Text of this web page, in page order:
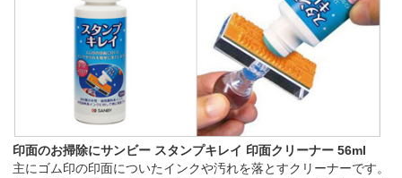
印面のお掃除にサンビー スタンプキレイ 印面クリーナー 56ml
主にゴム印の印面についたインクや汚れを落とすクリーナーです。